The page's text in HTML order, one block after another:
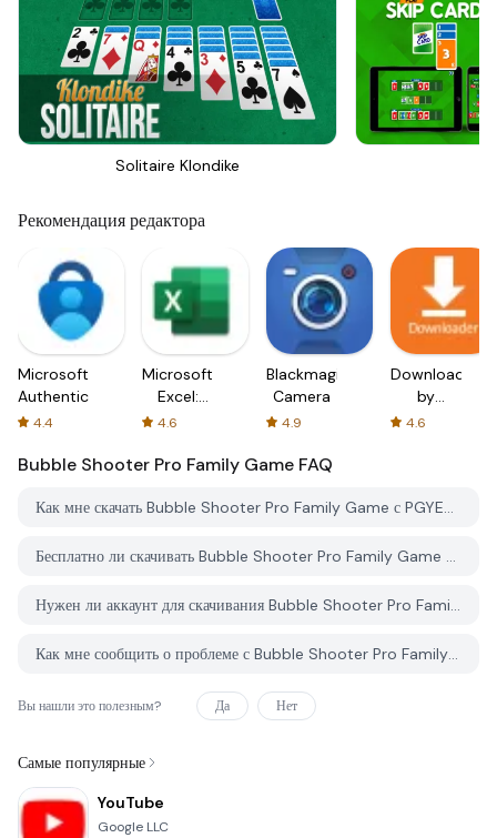
Solitaire Klondike
Рекомендация редактора
Microsoft
Authenticator
4.4
Microsoft
Excel:
Spreadsheets
4.6
Blackmagic
Camera
4.9
Downloader
by
AFTVnews
4.6
Bubble Shooter Pro Family Game FAQ
Как мне скачать Bubble Shooter Pro Family Game с PGYER APK HUB?
Бесплатно ли скачивать Bubble Shooter Pro Family Game на PGYER APK HUB?
Нужен ли аккаунт для скачивания Bubble Shooter Pro Family Game с PGYER APK HUB?
Как мне сообщить о проблеме с Bubble Shooter Pro Family Game на PGYER APK HUB?
Вы нашли это полезным? Да Нет
Самые популярные
YouTube
Google LLC